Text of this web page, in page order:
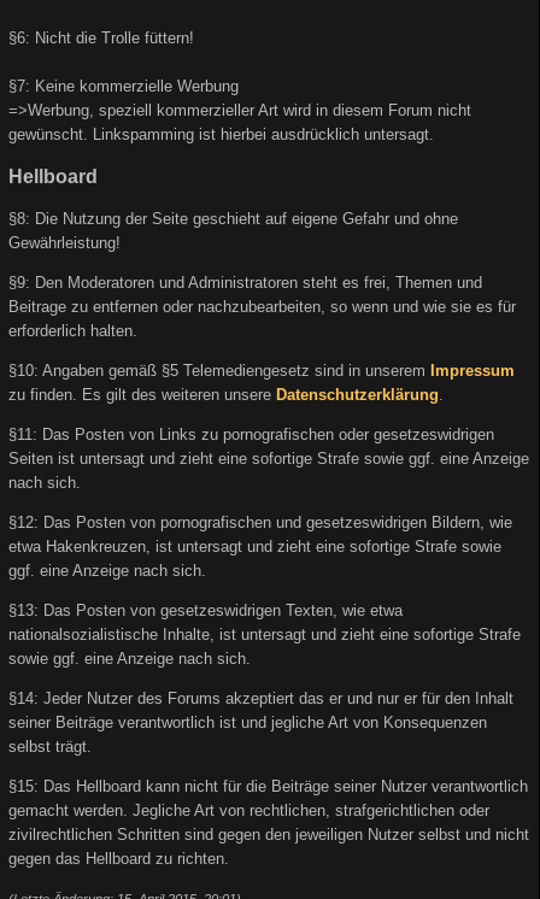
§6: Nicht die Trolle füttern!
§7: Keine kommerzielle Werbung
=>Werbung, speziell kommerzieller Art wird in diesem Forum nicht
gewünscht. Linkspamming ist hierbei ausdrücklich untersagt.
Hellboard
§8: Die Nutzung der Seite geschieht auf eigene Gefahr und ohne
Gewährleistung!
§9: Den Moderatoren und Administratoren steht es frei, Themen und
Beitrage zu entfernen oder nachzubearbeiten, so wenn und wie sie es für
erforderlich halten.
§10: Angaben gemäß §5 Telemediengesetz sind in unserem Impressum
zu finden. Es gilt des weiteren unsere Datenschutzerklärung
§11: Das Posten von Links zu pornografischen oder gesetzeswidrigen
Seiten ist untersagt und zieht eine sofortige Strafe sowie ggf. eine Anzeige
nach sich.
§12: Das Posten von pornografischen und gesetzeswidrigen Bildern, wie
etwa Hakenkreuzen, ist untersagt und zieht eine sofortige Strafe sowie
ggf. eine Anzeige nach sich.
§13: Das Posten von gesetzeswidrigen Texten, wie etwa
nationalsozialistische Inhalte, ist untersagt und zieht eine sofortige Strafe
sowie ggf. eine Anzeige nach sich.
§14: Jeder Nutzer des Forums akzeptiert das er und nur er für den Inhalt
seiner Beiträge verantwortlich ist und jegliche Art von Konsequenzen
selbst trägt.
§15: Das Hellboard kann nicht für die Beiträge seiner Nutzer verantwortlich
gemacht werden. Jegliche Art von rechtlichen, strafgerichtlichen oder
zivilrechtlichen Schritten sind gegen den jeweiligen Nutzer selbst und nicht
gegen das Hellboard zu richten.